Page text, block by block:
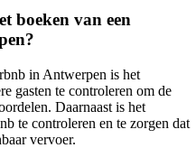
boeken van een
in Antwerpen is het
gasten te controleren om de
Daarnaast is het
te controleren en te zorgen dat
vervoer.